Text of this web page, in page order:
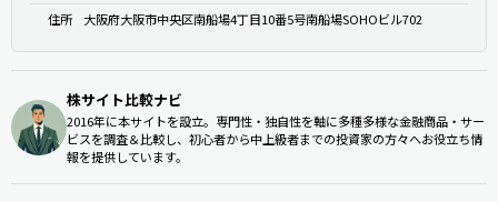
住所
大阪府大阪市中央区南船場4丁目10番5号南船場SOHOビル702
株サイト比較ナビ
2016年に本サイトを設立。専門性・独自性を軸に多種多様な金融商品・サー
ビスを調査＆比較し、初心者から中上級者までの投資家の方々へお役立ち情
報を提供しています。